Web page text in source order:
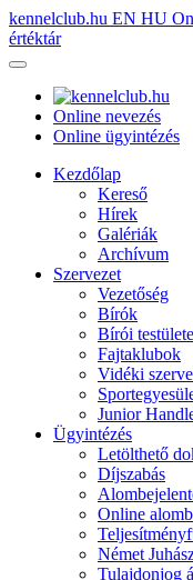
kennelclub.hu EN HU
értéktár
Online nevezés
Online ügyintézés
Kezdőlap
Kereső
Hírek
Galériák
Archívum
Szervezet
Vezetőség
Bírók
Bírói
Fajtaklubok
Vidéki
Junior
Ügyintézés
Letölthető
Díjszabás
Online
Német
Tulajdonjog